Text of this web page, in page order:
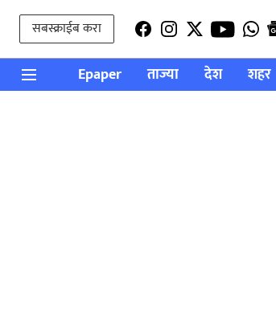
सबस्क्राईब करा
Epaper ताज्या देश शहर